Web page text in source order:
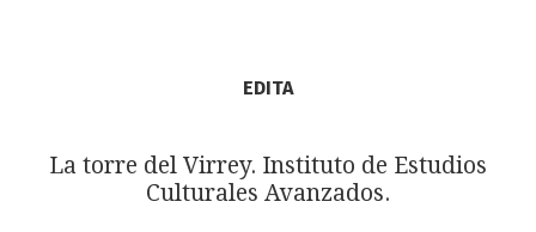
EDITA
La torre del Virrey. Instituto de Estudios
Culturales Avanzados.